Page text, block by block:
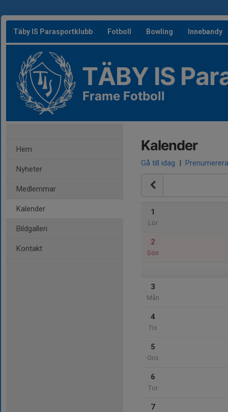
Täby IS Parasportklubb Fotboll Bowling Innebandy
TÄBY IS
Frame Fotboll
Hem
Nyheter
Medlemmar
Kalender
Bildgalleri
Kontakt
Kalender
Gå till idag | Prenumerera
1
Lör
2
Sön
3
Mån
4
Tis
5
Ons
6
Tor
7